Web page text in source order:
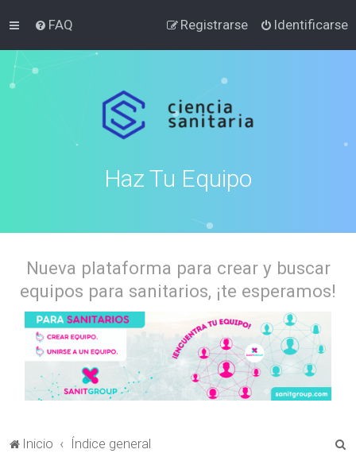
FAQ Identificarse
Registrarse
Haz Tu Equipo
Nueva plataforma para crear y buscar
equipos para sanitarios, ¡te esperamos!
Inicio Índice general